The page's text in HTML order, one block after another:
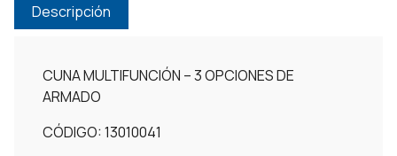
Descripción
CUNA MULTIFUNCIÓN – 3 OPCIONES DE
ARMADO
CÓDIGO: 13010041